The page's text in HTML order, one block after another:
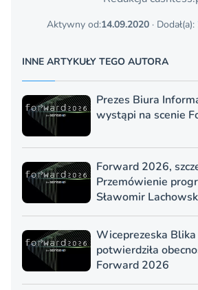
Aktywny od:14.09.2020 · Dodał(a):
INNE ARTYKUŁY TEGO AUTORA
Prezes Biura
wystąpi na scenie
Forward 2026,
Przemówienie
Sławomir
Wiceprezeska
potwierdziła
Forward 2026